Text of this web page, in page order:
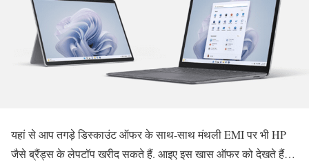
यहां से आप तगड़े डिस्काउंट ऑफर के साथ-साथ मंथली EMI पर भी HP
जैसे ब्रैंड्स के लेपटॉप खरीद सकते हैं. आइए इस खास ऑफर को देखते हैं…